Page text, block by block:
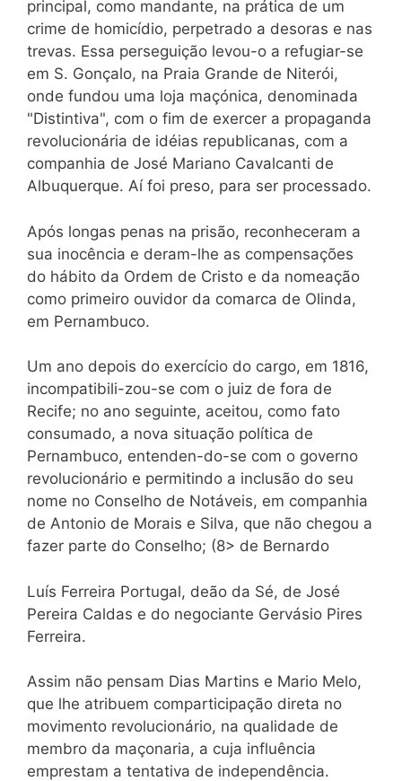
principal, como mandante, na prática de um
crime de homicídio, perpetrado a desoras e nas
trevas. Essa perseguição levou-o a refugiar-se
em S. Gonçalo, na Praia Grande de Niterói,
onde fundou uma loja maçónica, denominada
"Distintiva", com o fim de exercer a propaganda
revolucionária de idéias republicanas, com a
companhia de José Mariano Cavalcanti de
Albuquerque. Aí foi preso, para ser processado.
Após longas penas na prisão, reconheceram a
sua inocência e deram-lhe as compensações
do hábito da Ordem de Cristo e da nomeação
como primeiro ouvidor da comarca de Olinda,
em Pernambuco.
Um ano depois do exercício do cargo, em 1816,
incompatibili-zou-se com o juiz de fora de
Recife; no ano seguinte, aceitou, como fato
consumado, a nova situação política de
Pernambuco, entenden-do-se com o governo
revolucionário e permitindo a inclusão do seu
nome no Conselho de Notáveis, em companhia
de Antonio de Morais e Silva, que não chegou a
fazer parte do Conselho; (8> de Bernardo
Luís Ferreira Portugal, deão da Sé, de José
Pereira Caldas e do negociante Gervásio Pires
Ferreira.
Assim não pensam Dias Martins e Mario Melo,
que lhe atribuem comparticipação direta no
movimento revolucionário, na qualidade de
membro da maçonaria, a cuja influência
emprestam a tentativa de independência.